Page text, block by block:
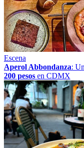
Escena
Aperol Abbondanza: Un
200 pesos en CDMX